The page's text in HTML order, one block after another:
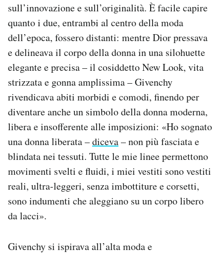
sull’innovazione e sull’originalità. È facile capire
quanto i due, entrambi al centro della moda
dell’epoca, fossero distanti: mentre Dior pressava
e delineava il corpo della donna in una silohuette
elegante e precisa – il cosiddetto New Look, vita
strizzata e gonna amplissima – Givenchy
rivendicava abiti morbidi e comodi, finendo per
diventare anche un simbolo della donna moderna,
libera e insofferente alle imposizioni: «Ho sognato
una donna liberata –diceva– non più fasciata e
blindata nei tessuti. Tutte le mie linee permettono
movimenti svelti e fluidi, i miei vestiti sono vestiti
reali, ultra-leggeri, senza imbottiture e corsetti,
sono indumenti che aleggiano su un corpo libero
da lacci».
Givenchy si ispirava all’alta moda e